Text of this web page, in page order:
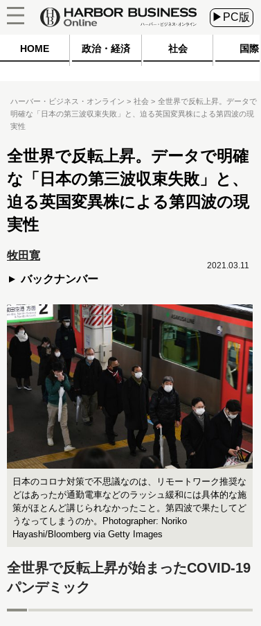
▶PC版
HOME 政治・経済 社会 国際
ハーバー・ビジネス・オンライン 社会
全世界で反転上昇。データで
明確な「日本の第三波収束失敗」と、迫る英国変異株による第四波の現
実性
全世界で反転上昇。データで明確
な「日本の第三波収束失敗」と、
迫る英国変異株による第四波の現
実性
牧田寛
バックナンバー
2021.03.11
日本のコロナ対策で不思議なのは、リモートワーク推奨な
どはあったが通勤電車などのラッシュ緩和には具体的な施
策がほとんど講じられなかったこと。第四波で果たしてど
うなってしまうのか。Photographer: Noriko
Hayashi/Bloomberg via Getty Images
全世界で反転上昇が始まったCOVID-19
パンデミック